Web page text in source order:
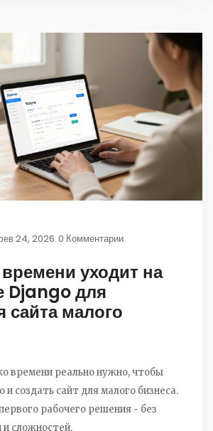
24, 2026 0 Комментарии
уходит на
Django для
сайта малого
времени реально нужно, чтобы
и создать сайт для малого бизнеса.
рабочего решения - без
сложностей.